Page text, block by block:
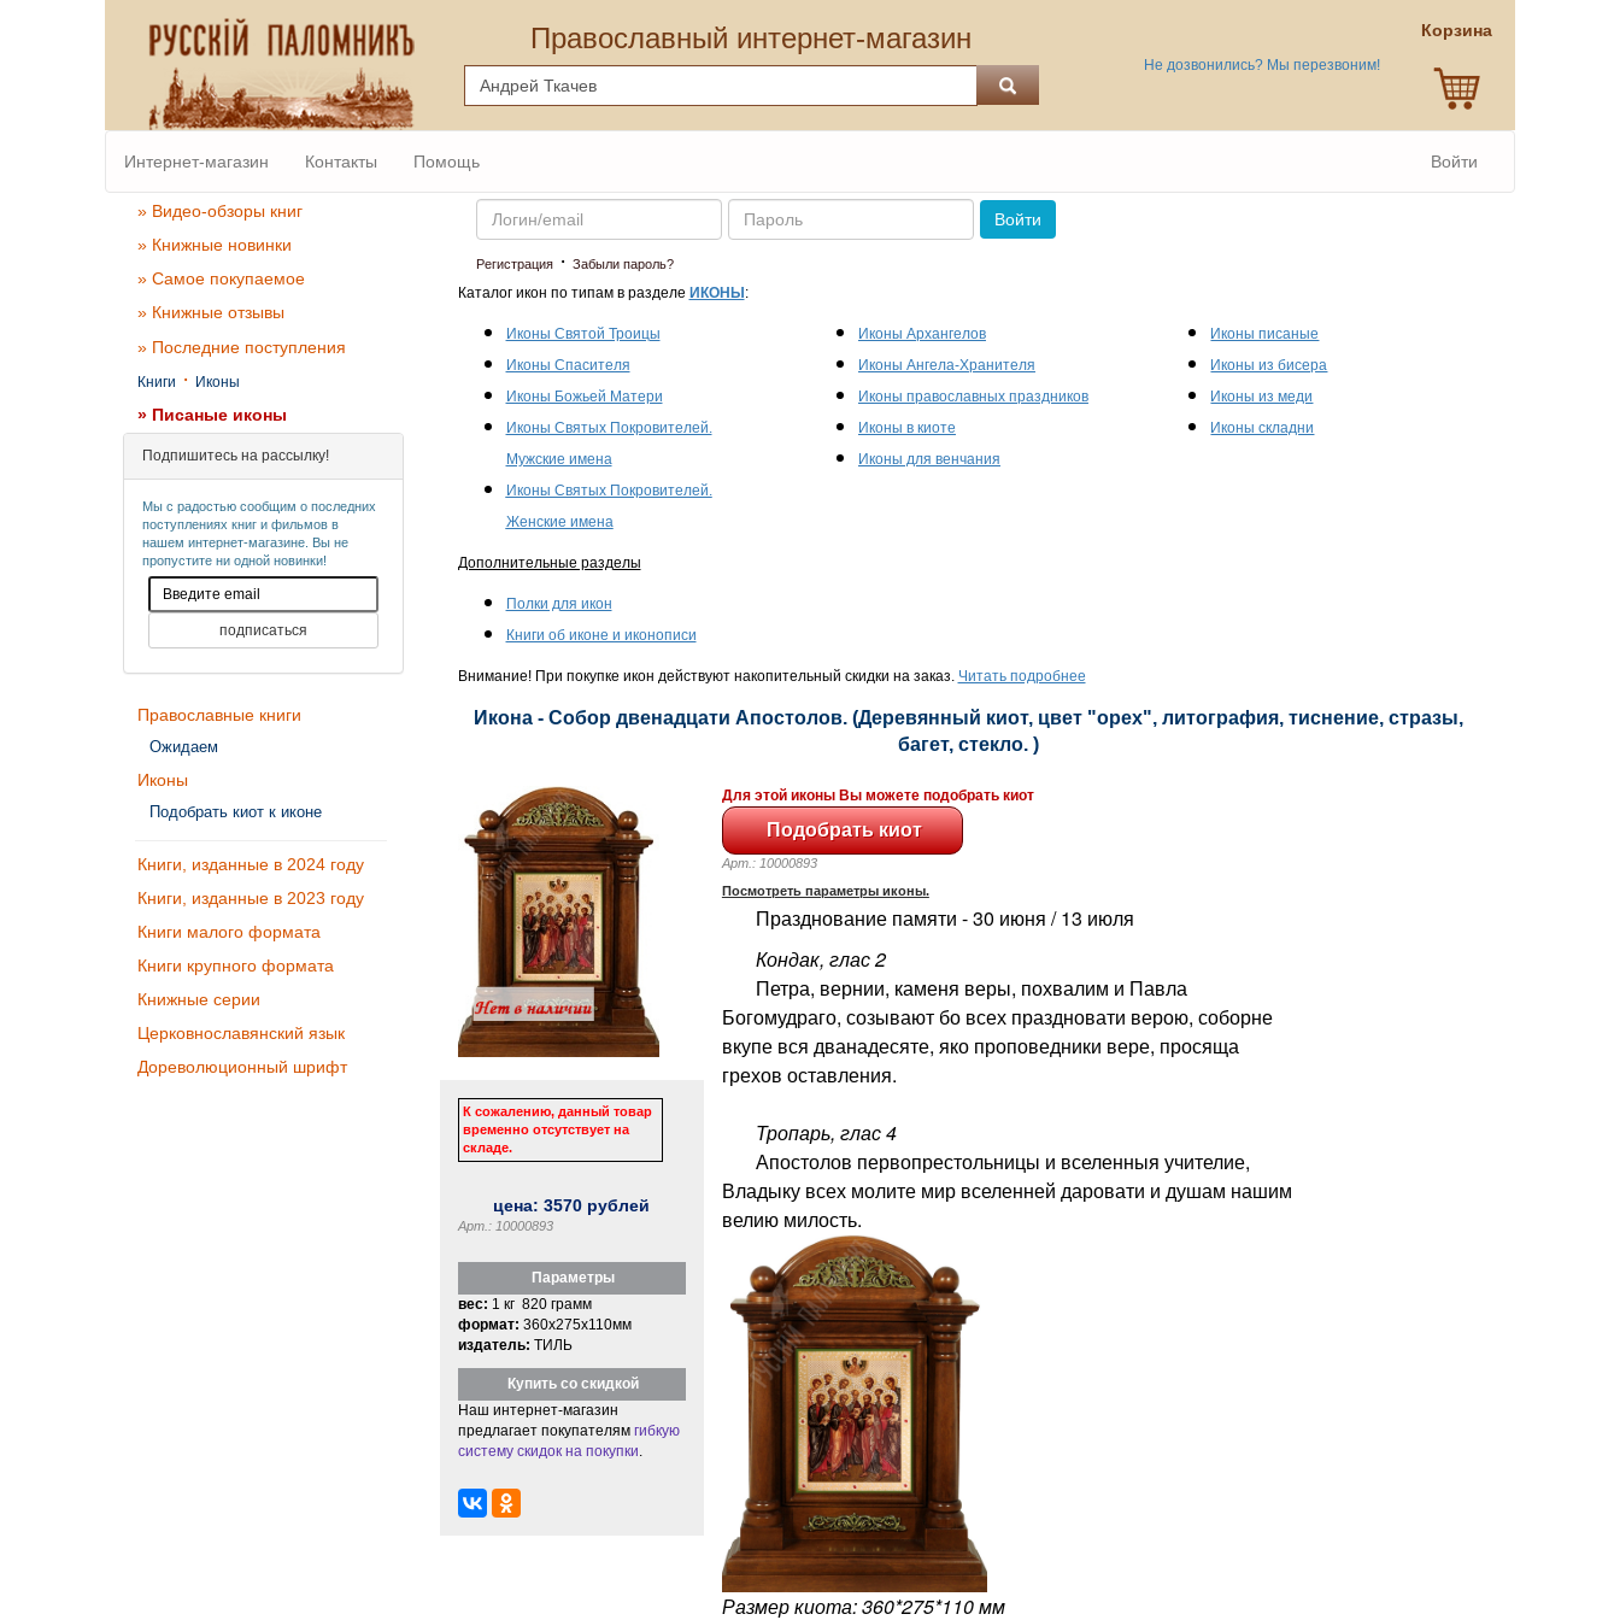
Православный интернет-магазин
Не дозвонились? Мы перезвоним!
Корзина
Интернет-магазин Контакты Помощь Войти
» Видео-обзоры книг
» Книжные новинки
» Самое покупаемое
» Книжные отзывы
» Последние поступления
Книги · Иконы
» Писаные иконы
Подпишитесь на рассылку!
Мы с радостью сообщим о последних
поступлениях книг и фильмов в
нашем интернет-магазине. Вы не
пропустите ни одной новинки!
Православные книги
Ожидаем
Иконы
Подобрать киот к иконе
Книги, изданные в 2024 году
Книги, изданные в 2023 году
Книги малого формата
Книги крупного формата
Книжные серии
Церковнославянский язык
Дореволюционный шрифт
Email Пароль
Войти
Регистрация· Забыли пароль?
Каталог икон по типам в разделе ИКОНЫ :
Иконы Святой Троицы
Иконы Спасителя
Иконы Божьей Матери
Иконы Святых Покровителей.
Мужские имена
Иконы Святых Покровителей.
Женские имена
Иконы Архангелов
Иконы Ангела-Хранителя
Иконы православных праздников
Иконы в киоте
Иконы для венчания
Иконы писаные
Иконы из бисера
Иконы из меди
Иконы складни
Дополнительные разделы
Полки для икон
Книги об иконе и иконописи
Внимание! При покупке икон действуют накопительный скидки на заказ. Читать подробнее
Икона - Собор двенадцати Апостолов. (Деревянный киот, цвет "орех", литография, тиснение, стразы,
багет, стекло. )
К сожалению, данный товар
временно отсутствует на
складе.
цена:3570 рублей
Арт.: 10000893
Параметры
вес: 1 кг 820 грамм
формат: 360x275x110мм
издатель: ТИЛЬ
Купить со скидкой
Наш интернет-магазин
предлагает покупателям гибкую
систему скидок на покупки
Для этой иконы Вы можете подобрать киот
Арт.: 10000893
Посмотреть параметры иконы.
Празднование памяти - 30 июня / 13 июля
Кондак, глас 2
Петра, вернии, каменя веры, похвалим и Павла
Богомудраго, созывают бо всех праздновати верою, соборне
вкупе вся дванадесяте, яко проповедники вере, просяща
грехов оставления.
Тропарь, глас 4
Апостолов первопрестольницы и вселенныя учителие,
Владыку всех молите мир вселенней даровати и душам нашим
велию милость.
Размер киота: 360*275*110 мм